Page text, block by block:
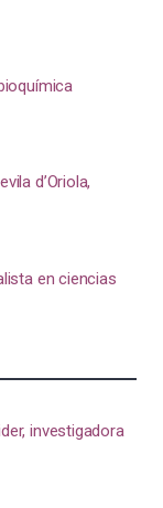
d’Oriola,
en ciencias
investigadora